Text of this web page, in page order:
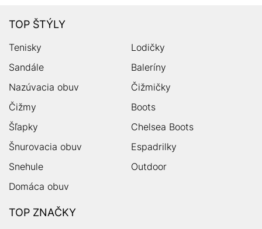
TOP ŠTÝLY
Tenisky
Lodičky
Sandále
Baleríny
Nazúvacia obuv
Čižmičky
Čižmy
Boots
Šľapky
Chelsea Boots
Šnurovacia obuv
Espadrilky
Snehule
Outdoor
Domáca obuv
TOP ZNAČKY